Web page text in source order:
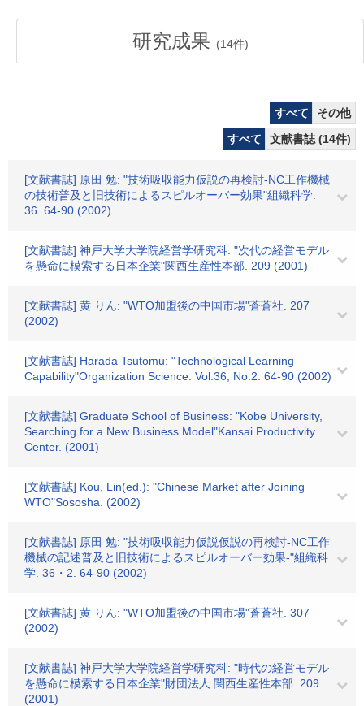
研究成果 (14件)
すべて
その他
すべて
文献書誌 (14件)
[文献書誌] 原田 勉: "技術吸収能力仮説の再検討-NC工作機械
の技術普及と旧技術によるスピルオーバー効果"組織科学.
36. 64-90 (2002)
[文献書誌] 神戸大学大学院経営学研究科: "次代の経営モデル
を懸命に模索する日本企業"関西生産性本部. 209 (2001)
[文献書誌] 黄 りん: "WTO加盟後の中国市場"蒼蒼社. 207
(2002)
[文献書誌] Harada Tsutomu: "Technological Learning
Capability"Organization Science. Vol.36, No.2. 64-90 (2002)
[文献書誌] Graduate School of Business: "Kobe University,
Searching for a New Business Model"Kansai Productivity
Center. (2001)
[文献書誌] Kou, Lin(ed.): "Chinese Market after Joining
WTO"Sososha. (2002)
[文献書誌] 原田 勉: "技術吸収能力仮説仮説の再検討-NC工作
機械の記述普及と旧技術によるスピルオーバー効果-"組織科
学. 36・2. 64-90 (2002)
[文献書誌] 黄 りん: "WTO加盟後の中国市場"蒼蒼社. 307
(2002)
[文献書誌] 神戸大学大学院経営学研究科: "時代の経営モデル
を懸命に模索する日本企業"財団法人 関西生産性本部. 209
(2001)